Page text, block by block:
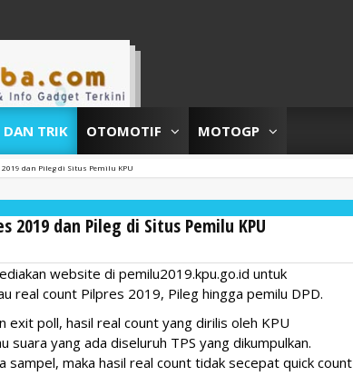
DAN TRIK OTOMOTIF MOTOGP
dan Pileg di Situs Pemilu KPU
2019 dan Pileg di Situs Pemilu KPU
website di pemilu2019.kpu.go.id untuk
real count Pilpres 2019, Pileg hingga pemilu DPD.
exit poll, hasil real count yang dirilis oleh KPU
yang ada diseluruh TPS yang dikumpulkan.
sampel, maka hasil real count tidak secepat quick count